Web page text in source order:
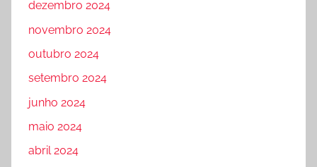
dezembro 2024
novembro 2024
outubro 2024
setembro 2024
junho 2024
maio 2024
abril 2024